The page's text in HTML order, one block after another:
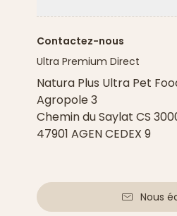
Contactez-nous
Ultra Premium Direct
Natura Plus Ultra Pet
Agropole 3
Chemin du Saylat CS
47901 AGEN CEDEX 9
Nous